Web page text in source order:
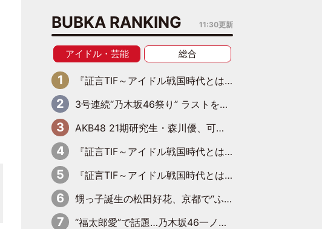
BUBKA RANKING 11:30更新
アイドル・芸能 総合
『証言TIF～アイドル戦国時代とはなんだったのか～』第6回：でんぱ組.inc・古川未鈴×相沢梨紗「『ハロプロやりたかったな』って言ったら、夢眠ねむさんに『てめえはでんぱ組．incなんだよ！』って肩パンされて(笑)」
3号連続“乃木坂46祭り” ラストを飾るのは賀喜遥香…5年ぶりの登場に「5年分大人になった私を見ていただけたら」
AKB48 21期研究生・森川優、可愛さもある大人の女性に
『証言TIF～アイドル戦国時代とはなんだったのか～』第11回：私立恵比寿中学・真山りか×安本彩花「TIFで10年ぶりのキョンシーメイクをしたら、場を完全に引かせてしまって。時代が変わったんだなって」
『証言TIF～アイドル戦国時代とはなんだったのか～』第10回：さくら学院・武藤彩未×飯田らうら「正直、中3で辞めるというのを信じてなくて。そう言われてはいたけど、嘘でしょって」
甥っ子誕生の松田好花、京都で“ふたつの家族”をはしご！ “母”黒谷友香に見送られ、“父”松岡昌宏とはハシゴ酒
“福太郎愛”で話題…乃木坂46一ノ瀬美空、地元福岡『めんべい25周年トップサポーター』に就任